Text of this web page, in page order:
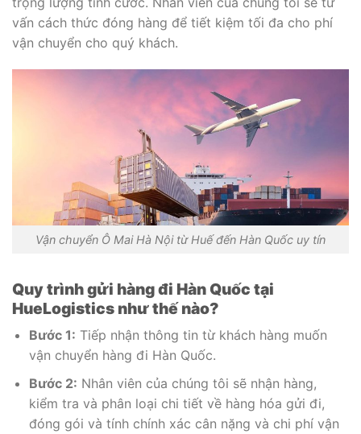
vấn cách thức đóng hàng để tiết kiệm tối đa cho phí
vận chuyển cho quý khách.
Vận chuyển Ô Mai Hà Nội từ Huế đến Hàn Quốc uy tín
Quy trình gửi hàng đi Hàn Quốc tại
HueLogistics như thế nào?
Bước 1: Tiếp nhận thông tin từ khách hàng muốn
vận chuyển hàng đi Hàn Quốc.
Bước 2: Nhân viên của chúng tôi sẽ nhận hàng,
kiểm tra và phân loại chi tiết về hàng hóa gửi đi,
đóng gói và tính chính xác cân nặng và chi phí vận